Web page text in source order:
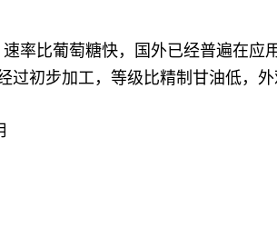
率比葡萄糖快，国外已经普遍在应
初步加工，等级比精制甘油低，